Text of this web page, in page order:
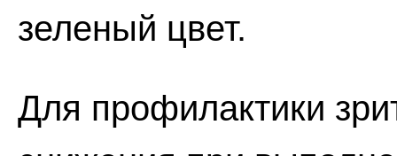
зеленый цвет.
Для профилактики